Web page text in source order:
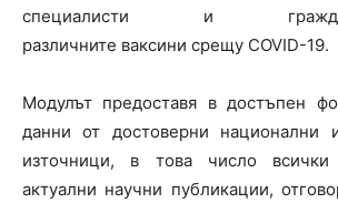
специалисти и
различните ваксини срещу COVID-19.
Модулът предоставя в достъпен
данни от достоверни национални
източници, в това число
актуални научни публикации,